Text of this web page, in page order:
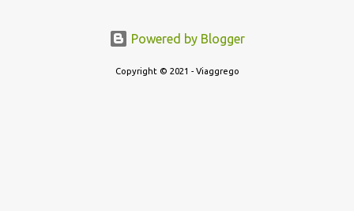
Powered by Blogger
Copyright © 2021 - Viaggrego